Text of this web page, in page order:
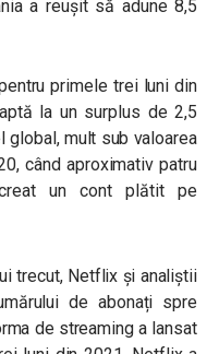
a reușit să adune 8,5
primele trei luni din
la un surplus de 2,5
mult sub valoarea
când aproximativ patru
un cont plătit pe
trecut, Netflix și analiștii
de abonați spre
de streaming a lansat